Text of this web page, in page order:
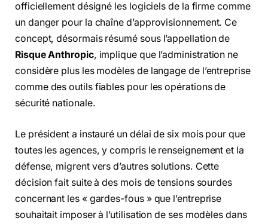
officiellement désigné les logiciels de la firme comme
un danger pour la chaîne d’approvisionnement. Ce
concept, désormais résumé sous l’appellation de
Risque Anthropic, implique que l’administration ne
considère plus les modèles de langage de l’entreprise
comme des outils fiables pour les opérations de
sécurité nationale.
Le président a instauré un délai de six mois pour que
toutes les agences, y compris le renseignement et la
défense, migrent vers d’autres solutions. Cette
décision fait suite à des mois de tensions sourdes
concernant les « gardes-fous » que l’entreprise
souhaitait imposer à l’utilisation de ses modèles dans